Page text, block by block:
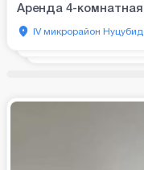
Аренда 4-
IV микрорайон